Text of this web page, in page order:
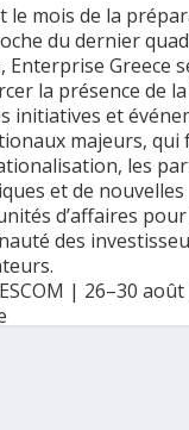
le mois de la
du dernier
Enterprise Greece
la présence de la
initiatives et
majeurs, qui
les
et de nouvelles
d’affaires pour
des
| 26–30 août